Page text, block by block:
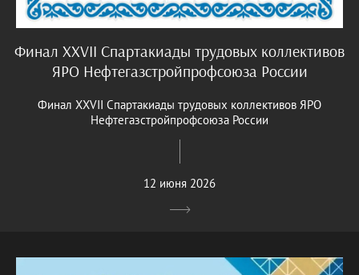
Финал XXVII Спартакиады трудовых коллективов
ЯРО Нефтегазстройпрофсоюза России
Финал XXVII Спартакиады трудовых коллективов ЯРО
Нефтегазстройпрофсоюза России
12 июня 2026